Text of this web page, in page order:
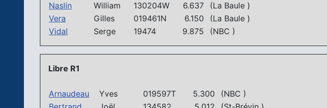
Naslin
William 130204W 6.637 (La Baule )
Vera
Gilles 019461N 6.150
(La Baule )
Vidal
Serge 19474 9.875 (NBC )
Libre R1
Arnaudeau Yves 019597T 5.300
(NBC )